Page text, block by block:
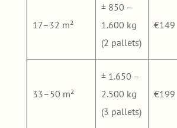
17–32 m²
± 850 –
1.600 kg
(2 pallets)
€149
33–50 m²
± 1.650 –
2.500 kg
(3 pallets)
€199